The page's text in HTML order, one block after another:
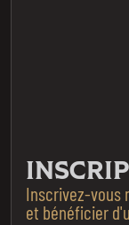
Inscrivez-vous
et bénéficier